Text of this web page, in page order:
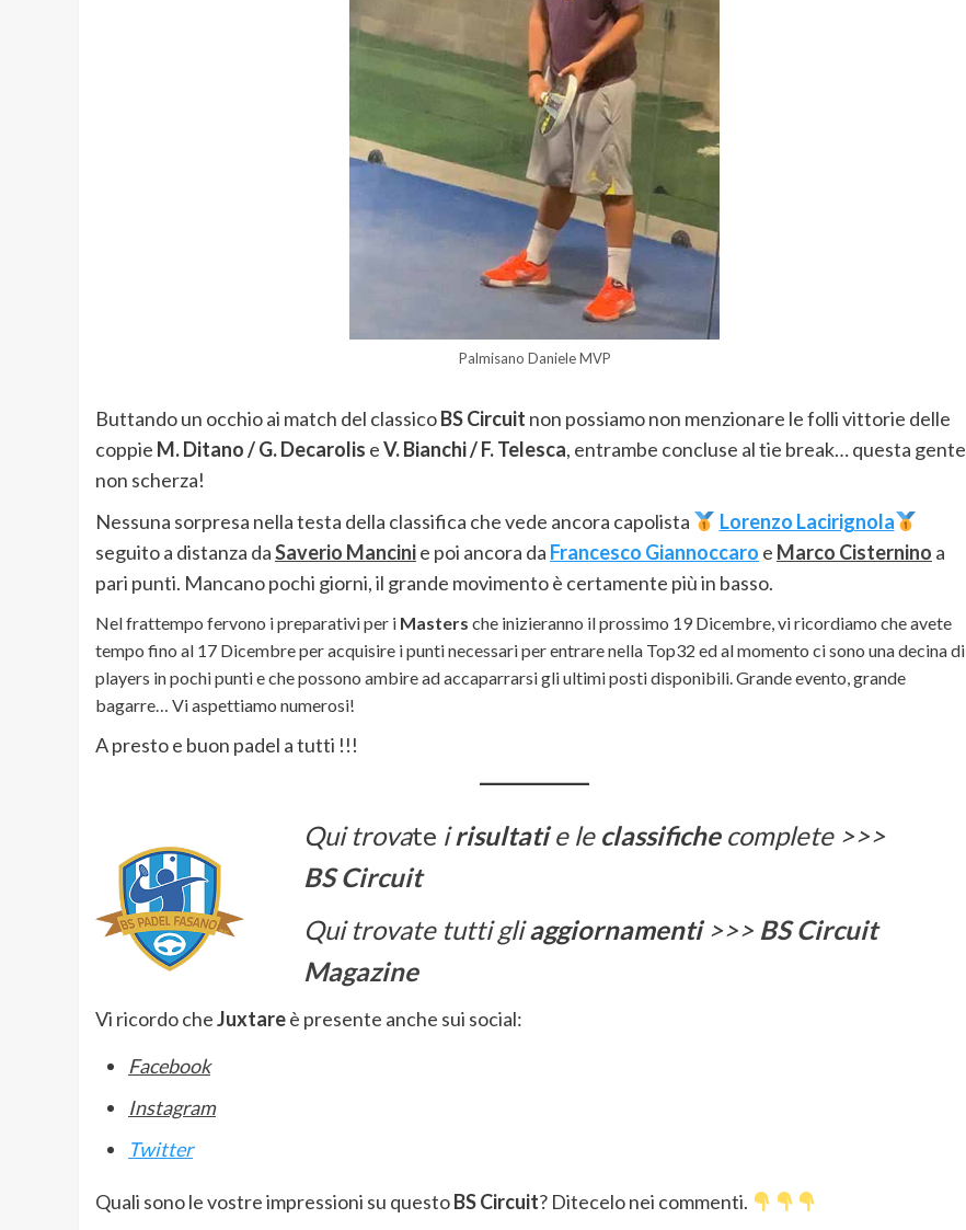
Palmisano Daniele MVP
Buttando un occhio ai match del classicoBS Circuit non possiamo non menzionare le folli vittorie delle
coppie M. Ditano / G. Decarolis eV. Bianchi / F. Telesca, entrambe concluse al tie break… questa gente
non scherza!
Nessuna sorpresa nella testa della classifica che vede ancora capolista
Lorenzo Lacirignola
seguito a distanza daSaverio Mancinie poi ancora da Francesco Giannoccaro e Marco Cisternino a
pari punti. Mancano pochi giorni, il grande movimento è certamente più in basso.
Nel frattempo fervono i preparativi per i Masters che inizieranno il prossimo 19 Dicembre, vi ricordiamo che avete
tempo fino al 17 Dicembre per acquisire i punti necessari per entrare nella Top32 ed al momento ci sono una decina di
players in pochi punti e che possono ambire ad accaparrarsi gli ultimi posti disponibili. Grande evento, grande
bagarre… Vi aspettiamo numerosi!
A presto e buon padel a tutti !!!
Qui trovate irisultatie le classifiche complete >>>
BS Circuit
Qui trovate tutti gliaggiornamenti>>> BS Circuit
Magazine
Vi ricordo cheJuxtareè presente anche sui social:
Facebook
Instagram
Twitter
Quali sono le vostre impressioni su questoBS Circuit? Ditecelo nei commenti.